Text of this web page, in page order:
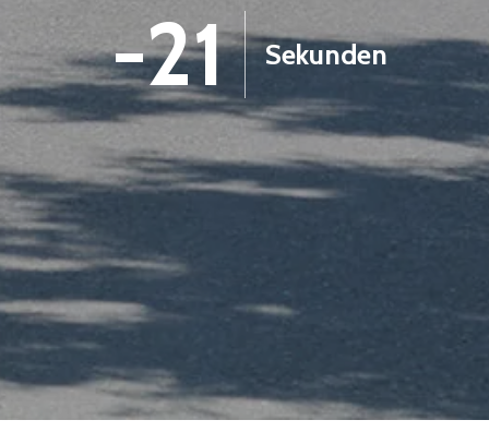
-22 Sekunden